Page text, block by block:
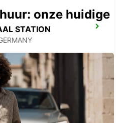
STATION
onze huidige